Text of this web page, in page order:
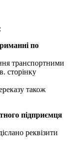
по
транспортними
сторінку
також
підприємця
реквізити